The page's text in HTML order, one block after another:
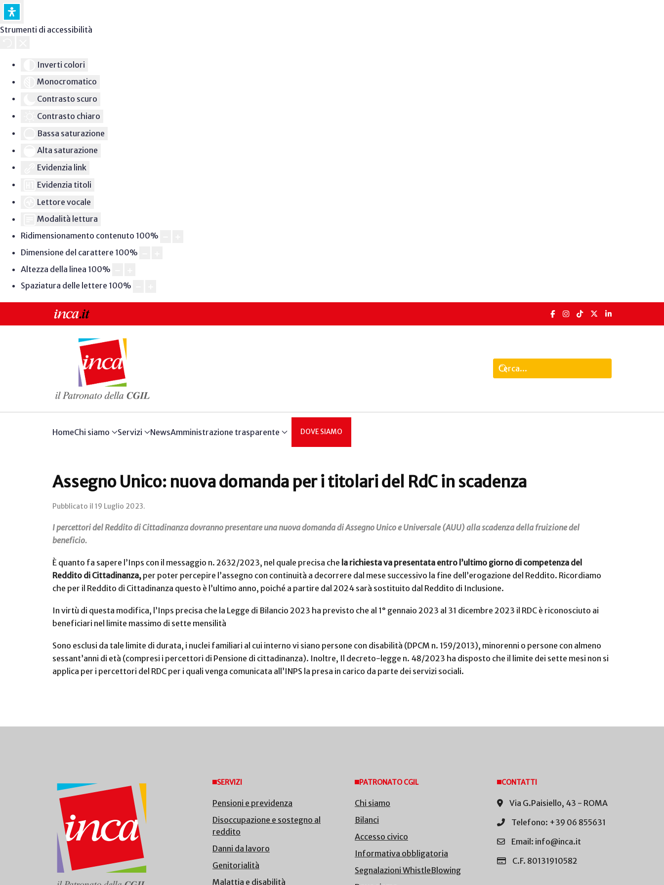
Strumenti di accessibilità
Inverti colori
Monocromatico
Contrasto scuro
Contrasto chiaro
Bassa saturazione
Alta saturazione
Evidenzia link
Evidenzia titoli
Lettore vocale
Modalità lettura
Ridimensionamento contenuto 100%
Dimensione del carattere 100%
Altezza della linea 100%
Spaziatura delle lettere 100%
HomeChi siamo Servizi NewsAmministrazione trasparente DOVE SIAMO
Assegno Unico: nuova domanda per i titolari del RdC in scadenza
Pubblicato il 19 Luglio 2023.
I percettori del Reddito di Cittadinanza dovranno presentare una nuova domanda di Assegno Unico e Universale (AUU) alla scadenza della fruizione del
beneficio.
È quanto fa sapere l’Inps con il messaggio n. 2632/2023, nel quale precisa che la richiesta va presentata entro l’ultimo giorno di competenza del
Reddito di Cittadinanza, per poter percepire l’assegno con continuità a decorrere dal mese successivo la fine dell’erogazione del Reddito. Ricordiamo
che per il Reddito di Cittadinanza questo è l’ultimo anno, poiché a partire dal 2024 sarà sostituito dal Reddito di Inclusione.
In virtù di questa modifica, l’Inps precisa che la Legge di Bilancio 2023 ha previsto che al 1° gennaio 2023 al 31 dicembre 2023 il RDC è riconosciuto ai
beneficiari nel limite massimo di sette mensilità
Sono esclusi da tale limite di durata, i nuclei familiari al cui interno vi siano persone con disabilità (DPCM n. 159/2013), minorenni o persone con almeno
sessant’anni di età (compresi i percettori di Pensione di cittadinanza). Inoltre, Il decreto-legge n. 48/2023 ha disposto che il limite dei sette mesi non si
applica per i percettori del RDC per i quali venga comunicata all’INPS la presa in carico da parte dei servizi sociali.
SERVIZI
Pensioni e previdenza
Disoccupazione e sostegno al
reddito
Danni da lavoro
Genitorialità
Malattia e disabilità
PATRONATO CGIL
Chi siamo
Bilanci
Accesso civico
Informativa obbligatoria
Segnalazioni WhistleBlowing
CONTATTI
Via G.Paisiello, 43 - ROMA
Telefono: +39 06 855631
Email: info@inca.it
C.F. 80131910582